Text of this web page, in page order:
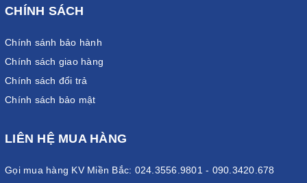
CHÍNH SÁCH
Chính sánh bảo hành
Chính sách giao hàng
Chính sách đổi trả
Chính sách bảo mật
LIÊN HỆ MUA HÀNG
Gọi mua hàng KV Miền Bắc: 024.3556.9801 - 090.3420.678